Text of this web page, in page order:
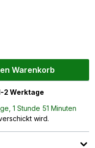
Warenkorb
2 Werktage
1 Stunde 51 Minuten
wird.